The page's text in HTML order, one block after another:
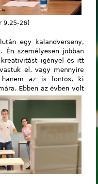
9,25-26)
egy kalandverseny,
Én személyesen jobban
igényel és itt
el, vagy mennyire
az is fontos, ki
Ebben az évben volt